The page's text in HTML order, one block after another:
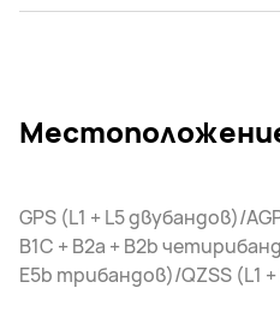
GPS (L1 + L5 двубандов)/
B1C + B2a + B2b
E5b трибандов)/QZSS (L1